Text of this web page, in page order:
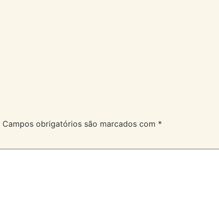
Campos obrigatórios são marcados com *